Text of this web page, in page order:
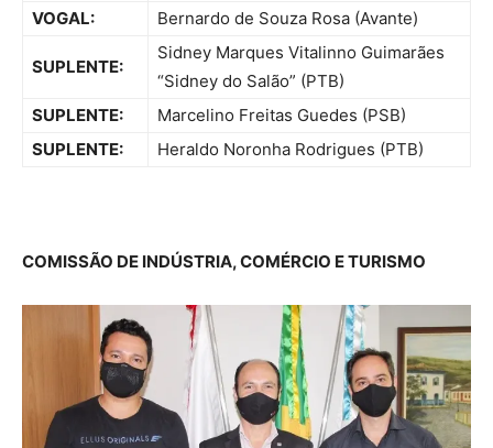
VOGAL:
Bernardo de Souza Rosa (Avante)
SUPLENTE:
Sidney Marques Vitalinno Guimarães
“Sidney do Salão” (PTB)
SUPLENTE:
Marcelino Freitas Guedes (PSB)
SUPLENTE:
Heraldo Noronha Rodrigues (PTB)
COMISSÃO DE INDÚSTRIA, COMÉRCIO E TURISMO